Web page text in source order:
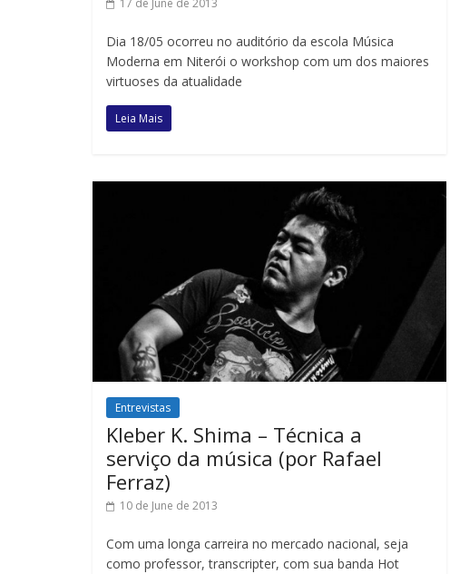
17 de June de 2013
Dia 18/05 ocorreu no auditório da escola Música
Moderna em Niterói o workshop com um dos maiores
virtuoses da atualidade
Leia Mais
Entrevistas
Kleber K. Shima – Técnica a
serviço da música (por Rafael
Ferraz)
10 de June de 2013
Com uma longa carreira no mercado nacional, seja
como professor, transcripter, com sua banda Hot